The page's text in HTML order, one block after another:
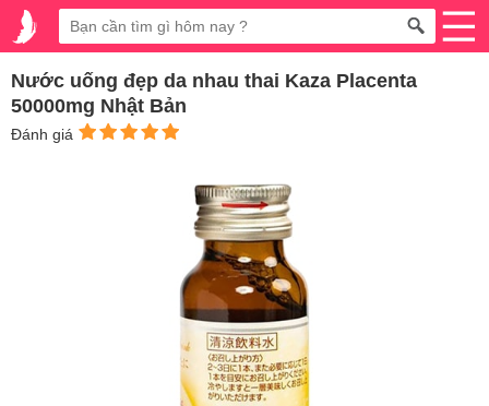
Nước uống đẹp da nhau thai Kaza Placenta
50000mg Nhật Bản
Đánh giá